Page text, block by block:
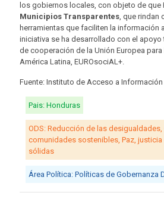
los gobiernos locales, con objeto de que
Municipios Transparentes, que rindan
herramientas que faciliten la información
iniciativa se ha desarrollado con el apoyo
de cooperación de la Unión Europea
América Latina, EUROsociAL+.
Fuente: Instituto de Acceso a
Pais: Honduras
ODS: Reducción de las desigualdades,
comunidades sostenibles, Paz,
sólidas
Área Política: Políticas de Gobernanza